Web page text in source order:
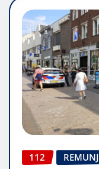
112 REMUNJ